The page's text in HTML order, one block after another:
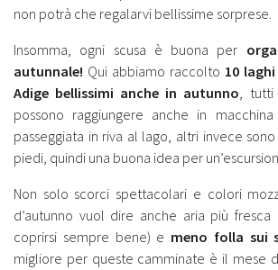
non potrà che regalarvi bellissime sorprese.
Insomma, ogni scusa è buona per
autunnale! Qui abbiamo raccolto 10
Adige bellissimi anche in autunno, tutti
possono raggiungere anche in
passeggiata in riva al lago, altri invece
piedi, quindi una buona idea per
Non solo scorci spettacolari e colori
d’autunno vuol dire anche aria più fresca
coprirsi sempre bene) e meno folla sui
migliore per queste camminate è il mese